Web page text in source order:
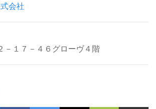
会社
－１７－４６グローヴ４階